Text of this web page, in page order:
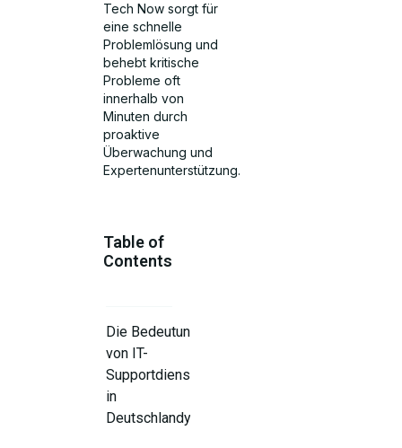
Tech Now sorgt für
eine schnelle
Problemlösung und
behebt kritische
Probleme oft
innerhalb von
Minuten durch
proaktive
Überwachung und
Expertenunterstützung.
Table of
Contents
Die Bedeutung
von IT-
Supportdienste
in
Deutschlandy